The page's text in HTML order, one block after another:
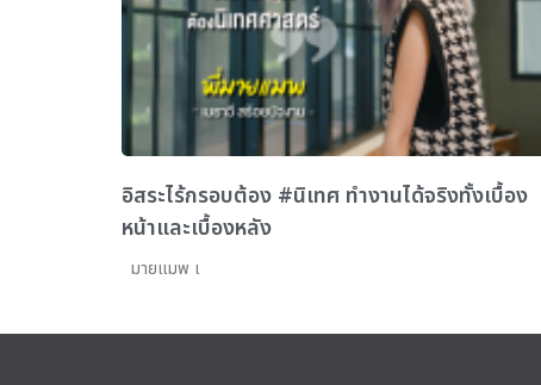
อิสระไร้กรอบต้อง #นิเทศ ทำงานได้จริงทั้งเบื้อง
หน้าและเบื้องหลัง
มายแมพ เ